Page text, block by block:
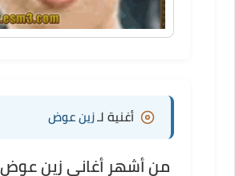
أغنية لـزين عوض
من أشهر أغاني زين عوض